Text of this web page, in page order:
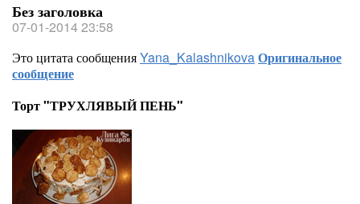
Без заголовка
07-01-2014 23:58
Это цитата сообщенияYana_KalashnikovaОригинальное
сообщение
Торт "ТРУХЛЯВЫЙ ПЕНЬ"